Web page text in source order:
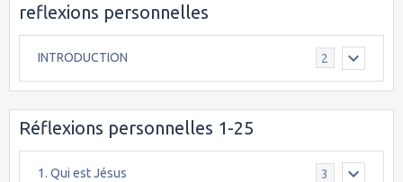
reflexions personnelles
INTRODUCTION 2
Réflexions personnelles 1-25
1. Qui est Jésus 3